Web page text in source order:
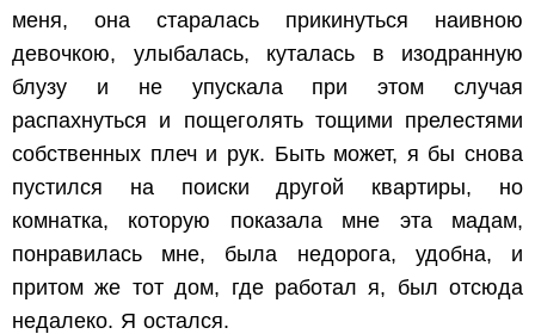
меня, она старалась прикинуться наивною
девочкою, улыбалась, куталась в изодранную
блузу и не упускала при этом случая
распахнуться и пощеголять тощими прелестями
собственных плеч и рук. Быть может, я бы снова
пустился на поиски другой квартиры, но
комнатка, которую показала мне эта мадам,
понравилась мне, была недорога, удобна, и
притом же тот дом, где работал я, был отсюда
недалеко. Я остался.